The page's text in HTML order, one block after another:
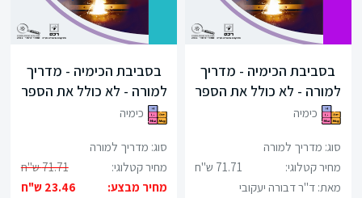
בסביבת הכימיה - מדריך
למורה - לא כולל את הספר
כימיה
סוג: מדריך למורה
מחיר קטלוגי:
71.71 ש"ח
מאת: ד"ר דבורה יעקובי
בסביבת הכימיה - מדריך
למורה - לא כולל את הספר
כימיה
סוג: מדריך למורה
מחיר קטלוגי:
71.71 ש"ח
מחיר מבצע:
23.46 ש"ח